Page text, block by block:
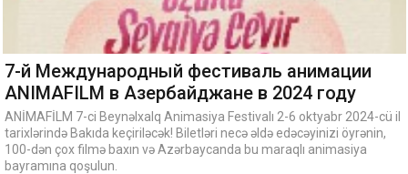
7-й Международный фестиваль анимации
ANIMAFILM в Азербайджане в 2024 году
ANİMAFİLM 7-ci Beynəlxalq Animasiya Festivalı 2-6 oktyabr 2024-cü il
tarixlərində Bakıda keçiriləcək! Biletləri necə əldə edəcəyinizi öyrənin,
100-dən çox filmə baxın və Azərbaycanda bu maraqlı animasiya
bayramına qoşulun.